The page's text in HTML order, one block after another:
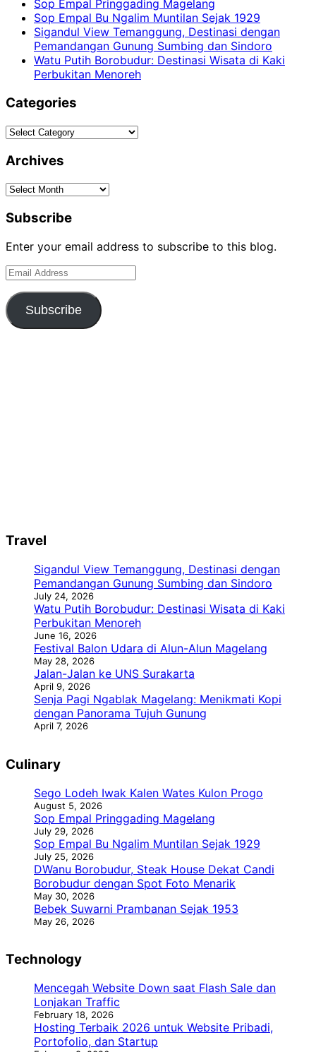
Sop Empal Pringgading Magelang
Sop Empal Bu Ngalim Muntilan Sejak 1929
Sigandul View Temanggung, Destinasi dengan
Pemandangan Gunung Sumbing dan Sindoro
Watu Putih Borobudur: Destinasi Wisata di Kaki
Perbukitan Menoreh
Categories
Categories
Archives
Archives
Subscribe
Enter your email address to subscribe to this blog.
Email
Address
Subscribe
Travel
Sigandul View Temanggung, Destinasi dengan
Pemandangan Gunung Sumbing dan Sindoro
July 24, 2026
Watu Putih Borobudur: Destinasi Wisata di Kaki
Perbukitan Menoreh
June 16, 2026
Festival Balon Udara di Alun-Alun Magelang
May 28, 2026
Jalan-Jalan ke UNS Surakarta
April 9, 2026
Senja Pagi Ngablak Magelang: Menikmati Kopi
dengan Panorama Tujuh Gunung
April 7, 2026
Culinary
Sego Lodeh Iwak Kalen Wates Kulon Progo
August 5, 2026
Sop Empal Pringgading Magelang
July 29, 2026
Sop Empal Bu Ngalim Muntilan Sejak 1929
July 25, 2026
DWanu Borobudur, Steak House Dekat Candi
Borobudur dengan Spot Foto Menarik
May 30, 2026
Bebek Suwarni Prambanan Sejak 1953
May 26, 2026
Technology
Mencegah Website Down saat Flash Sale dan
Lonjakan Traffic
February 18, 2026
Hosting Terbaik 2026 untuk Website Pribadi,
Portofolio, dan Startup